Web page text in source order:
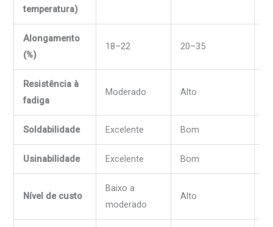
temperatura)
Alongamento
(%)
18–22 20–35
Resistência à
fadiga
Moderado Alto
Soldabilidade Excelente Bom
Usinabilidade Excelente Bom
Nível de custo
Baixo a
moderado
Alto